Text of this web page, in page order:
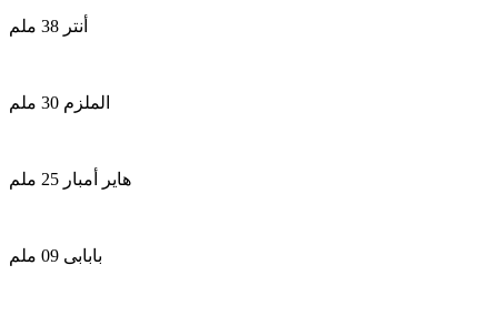
أنتر 38 ملم
الملزم 30 ملم
هاير أمبار 25 ملم
بابابى 09 ملم